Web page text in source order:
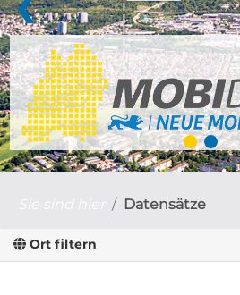
❮
Datensätze
Ort filtern